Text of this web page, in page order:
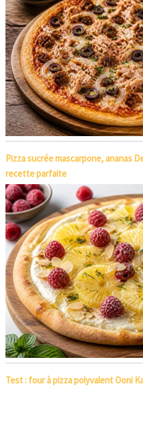
Pizza sucrée mascarpone, ananas
recette parfaite
Test : four à pizza polyvalent Ooni